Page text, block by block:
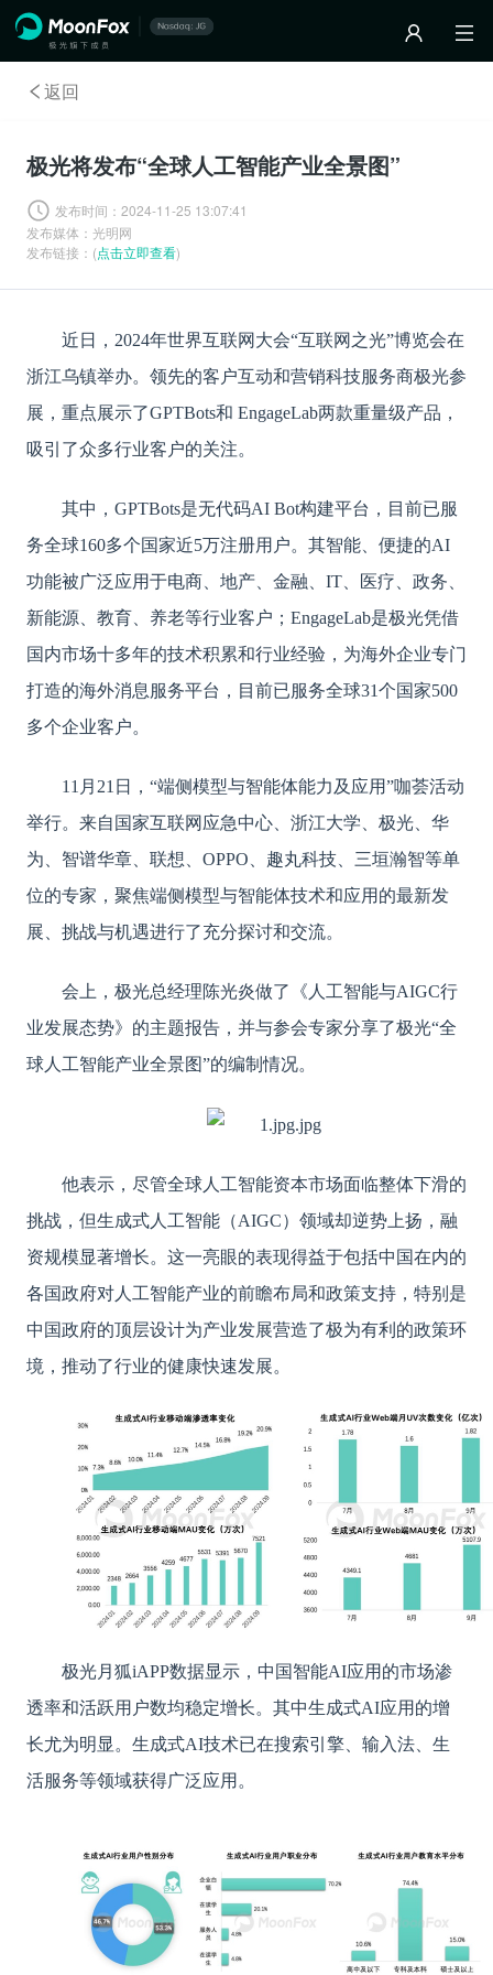
返回
极光将发布“全球人工智能产业全景图”
发布时间： 2024-11-25 13:07:41
发布媒体： 光明网
发布链接：(点击立即查看)
近日， 2024年世界互联网大会“互联网之光”博览会在
浙江乌镇举办。领先的客户互动和营销科技服务商极光参
展，重点展示了GPTBots和 EngageLab两款重量级产品，
吸引了众多行业客户的关注。
其中， GPTBots是无代码AI Bot构建平台，目前已服
务全球160多个国家近5万注册用户。其智能、便捷的AI
功能被广泛应用于电商、地产、金融、IT、医疗、政务、
新能源、教育、养老等行业客户；EngageLab是极光凭借
国内市场十多年的技术积累和行业经验，为海外企业专门
打造的海外消息服务平台，目前已服务全球31个国家500
多个企业客户。
11月21日，“端侧模型与智能体能力及应用”咖荟活动
举行。来自国家互联网应急中心、浙江大学、极光、华
为、智谱华章、联想、OPPO、趣丸科技、三垣瀚智等单
位的专家，聚焦端侧模型与智能体技术和应用的最新发
展、挑战与机遇进行了充分探讨和交流。
会上，极光总经理陈光炎做了《人工智能与AIGC行
业发展态势》的主题报告，并与参会专家分享了极光“全
球人工智能产业全景图”的编制情况。
他表示，尽管全球人工智能资本市场面临整体下滑的
挑战，但生成式人工智能（AIGC）领域却逆势上扬，融
资规模显著增长。这一亮眼的表现得益于包括中国在内的
各国政府对人工智能产业的前瞻布局和政策支持，特别是
中国政府的顶层设计为产业发展营造了极为有利的政策环
境，推动了行业的健康快速发展。
极光月狐iAPP数据显示，中国智能AI应用的市场渗
透率和活跃用户数均稳定增长。其中生成式AI应用的增
长尤为明显。生成式AI技术已在搜索引擎、输入法、生
活服务等领域获得广泛应用。